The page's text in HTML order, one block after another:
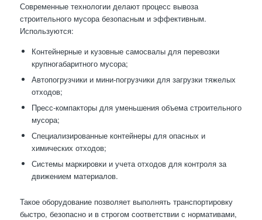
Современные технологии делают процесс вывоза
строительного мусора безопасным и эффективным.
Используются:
Контейнерные и кузовные самосвалы для перевозки
крупногабаритного мусора;
Автопогрузчики и мини-погрузчики для загрузки тяжелых
отходов;
Пресс-компакторы для уменьшения объема строительного
мусора;
Специализированные контейнеры для опасных и
химических отходов;
Системы маркировки и учета отходов для контроля за
движением материалов.
Такое оборудование позволяет выполнять транспортировку
быстро, безопасно и в строгом соответствии с нормативами,